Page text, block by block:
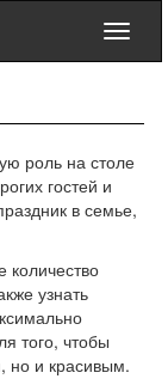
Меню
роль на столе
гостей и
в семье,
узнать
того, чтобы
но и красивым.